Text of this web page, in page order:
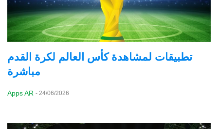
تطبيقات لمشاهدة كأس العالم لكرة القدم
مباشرة
Apps AR - 24/06/2026